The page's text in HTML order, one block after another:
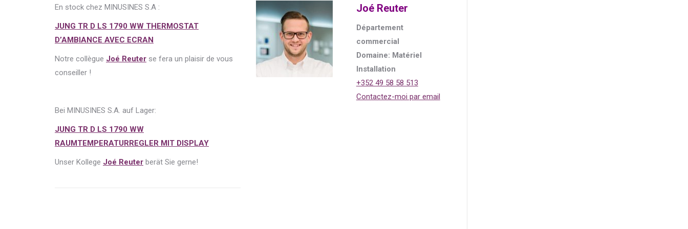
En stock chez MINUSINES S.A :
JUNG TR D LS 1790 WW THERMOSTAT
D’AMBIANCE AVEC ECRAN
Notre collègue Joé Reuter se fera un plaisir de vous
conseiller !
Bei MINUSINES S.A. auf Lager:
JUNG TR D LS 1790 WW
RAUMTEMPERATURREGLER MIT DISPLAY
Unser Kollege Joé Reuter berät Sie gerne!
Joé Reuter
Département
commercial
Domaine: Matériel
Installation
+352 49 58 58 513
Contactez-moi par email